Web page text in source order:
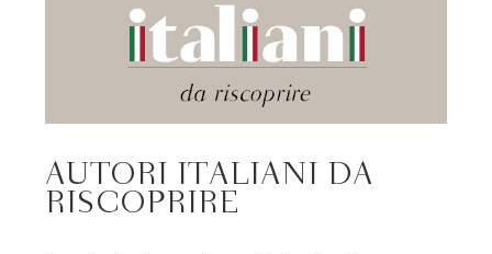
AUTORI ITALIANI DA
RISCOPRIRE